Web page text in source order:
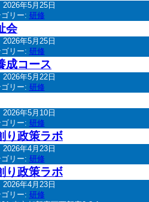
2026年5月25日
リー: 研修
会
2026年5月25日
リー: 研修
成コース
2026年5月22日
リー: 研修
2026年5月10日
リー: 研修
り政策ラボ
2026年4月23日
リー: 研修
り政策ラボ
2026年4月23日
リー: 研修